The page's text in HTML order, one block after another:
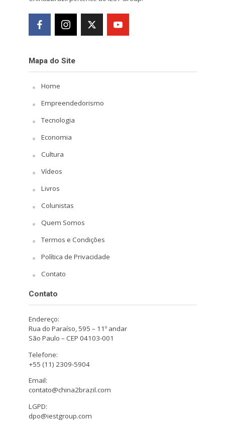
Mapa do Site
Home
Empreendedorismo
Tecnologia
Economia
Cultura
Vídeos
Livros
Colunistas
Quem Somos
Termos e Condições
Política de Privacidade
Contato
Contato
Endereço:
Rua do Paraíso, 595 – 11º andar
São Paulo – CEP 04103-001
Telefone:
+55 (11) 2309-5904
Email:
contato@china2brazil.com
LGPD:
dpo@iestgroup.com